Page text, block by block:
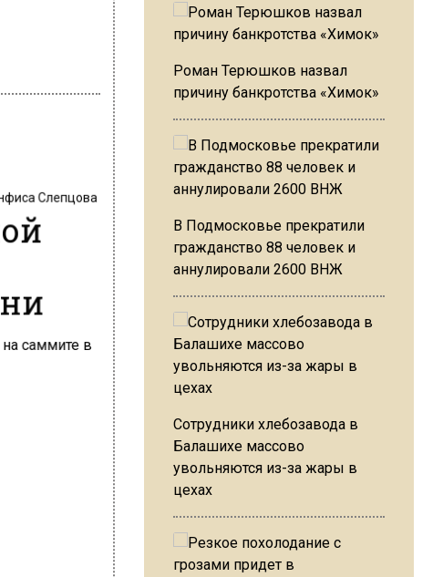
Слепцова
Роман Терюшков назвал
причину банкротства «Химок»
В Подмосковье прекратили
гражданство 88 человек и
аннулировали 2600 ВНЖ
Сотрудники хлебозавода в
Балашихе массово
увольняются из-за жары в
цехах